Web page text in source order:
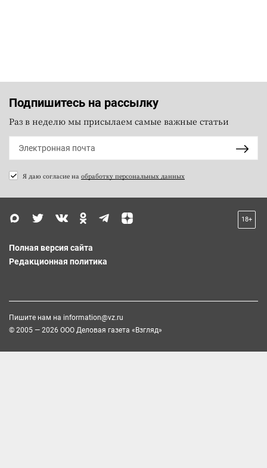
Подпишитесь на рассылку
Раз в неделю мы присылаем самые важные статьи
Я даю согласие на обработку персональных данных
18+
Полная версия сайта
Редакционная политика
Пишите нам на information@vz.ru
© 2005 — 2026 ООО Деловая газета «Взгляд»